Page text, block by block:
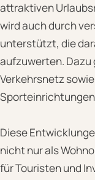
attraktiven
wird auch durch
unterstützt, die
aufzuwerten. Dazu
Verkehrsnetz
Diese
nicht nur als
für Touristen und